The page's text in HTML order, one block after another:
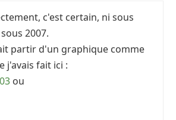
c'est certain, ni sous
2007.
partir d'un graphique comme
j'avais fait ici :
ou